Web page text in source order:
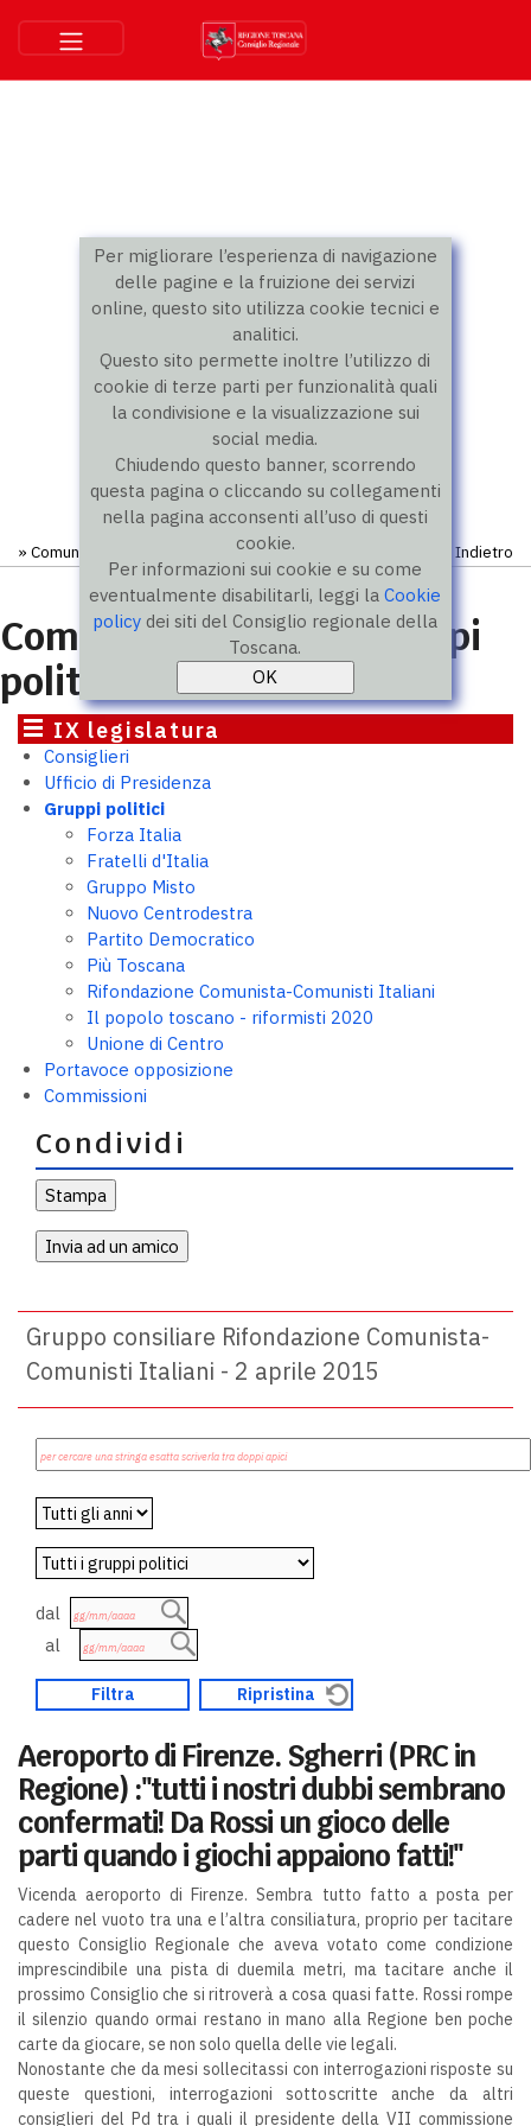
Per migliorare l’esperienza di navigazione
delle pagine e la fruizione dei servizi
online, questo sito utilizza cookie tecnici e
analitici.
Questo sito permette inoltre l’utilizzo di
cookie di terze parti per funzionalità quali
la condivisione e la visualizzazione sui
social media.
Chiudendo questo banner, scorrendo
questa pagina o cliccando su collegamenti
nella pagina acconsenti all’uso di questi
cookie.
Per informazioni sui cookie e su come
eventualmente disabilitarli, leggi laCookie
policy dei siti del Consiglio regionale della
Toscana.
» Comunicati Indietro
Comunicati stampa gruppi
politici
IX legislatura
Consiglieri
Ufficio di Presidenza
Gruppi politici
Forza Italia
Fratelli d'Italia
Gruppo Misto
Nuovo Centrodestra
Partito Democratico
Più Toscana
Rifondazione Comunista-Comunisti Italiani
Il popolo toscano - riformisti 2020
Unione di Centro
Portavoce opposizione
Commissioni
Condividi
Gruppo consiliare Rifondazione Comunista-
Comunisti Italiani - 2 aprile 2015
dal
al
Aeroporto di Firenze. Sgherri (PRC in
Regione) :"tutti i nostri dubbi sembrano
confermati! Da Rossi un gioco delle
parti quando i giochi appaiono fatti!"
Vicenda aeroporto di Firenze. Sembra tutto fatto a posta per
cadere nel vuoto tra una e l’altra consiliatura, proprio per tacitare
questo Consiglio Regionale che aveva votato come condizione
imprescindibile una pista di duemila metri, ma tacitare anche il
prossimo Consiglio che si ritroverà a cosa quasi fatte. Rossi rompe
il silenzio quando ormai restano in mano alla Regione ben poche
carte da giocare, se non solo quella delle vie legali.
Nonostante che da mesi sollecitassi con interrogazioni risposte su
queste questioni, interrogazioni sottoscritte anche da altri
consiglieri del Pd tra i quali il presidente della VII commissione